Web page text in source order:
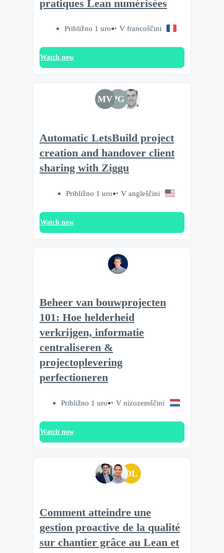
pratiques Lean numérisées
Približno 1 uro V francoščini
Watch now
MVPG
Automatic LetsBuild project
creation and handover client
sharing with Ziggu
Približno 1 uro V angleščini
Watch now
Beheer van bouwprojecten
101: Hoe helderheid
verkrijgen, informatie
centraliseren &
projectoplevering
perfectioneren
Približno 1 uro V nizozemščini
Watch now
OL
Comment atteindre une
gestion proactive de la qualité
sur chantier grâce au Lean et